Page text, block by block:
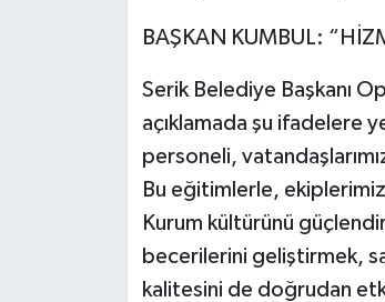
BAŞKAN KUMBUL:
Serik Belediye Başkanı
açıklamada şu ifadelere
personeli,
Bu eğitimlerle,
Kurum kültürünü
becerilerini geliştirmek,
kalitesini de doğrudan